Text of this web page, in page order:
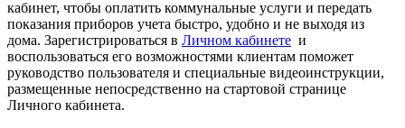
кабинет, чтобы оплатить коммунальные услуги и передать
показания приборов учета быстро, удобно и не выходя из
дома. Зарегистрироваться в Личном кабинете и
воспользоваться его возможностями клиентам поможет
руководство пользователя и специальные видеоинструкции,
размещенные непосредственно на стартовой странице
Личного кабинета.